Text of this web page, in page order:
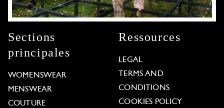
Sections
principales
WOMENSWEAR
MENSWEAR
COUTURE
Ressources
LEGAL
TERMS AND
CONDITIONS
COOKIES POLICY